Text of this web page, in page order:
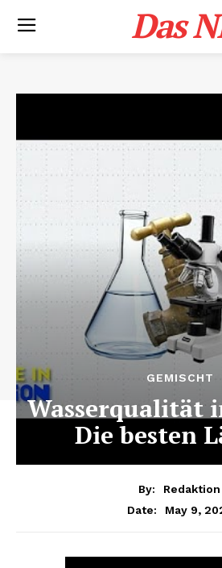
Das
GEMISCHT
Wasserqualität
Die besten
By:
Redaktion
Date:
May 9,